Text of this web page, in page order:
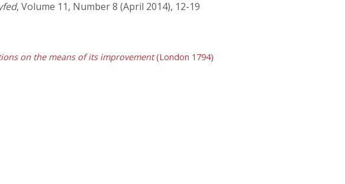
, Volume 11, Number 8 (April 2014), 12-19
on the means of its improvement(London 1794)